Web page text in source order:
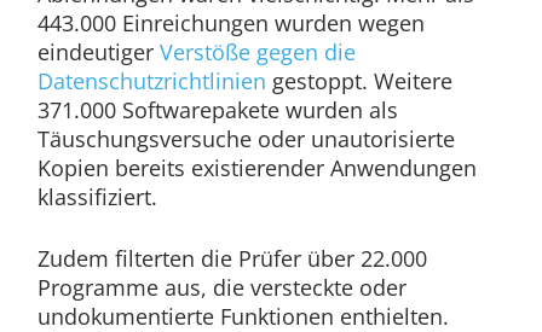
443.000 Einreichungen wurden wegen
eindeutiger Verstöße gegen die
Datenschutzrichtlinien gestoppt. Weitere
371.000 Softwarepakete wurden als
Täuschungsversuche oder unautorisierte
Kopien bereits existierender Anwendungen
klassifiziert.
Zudem filterten die Prüfer über 22.000
Programme aus, die versteckte oder
undokumentierte Funktionen enthielten.